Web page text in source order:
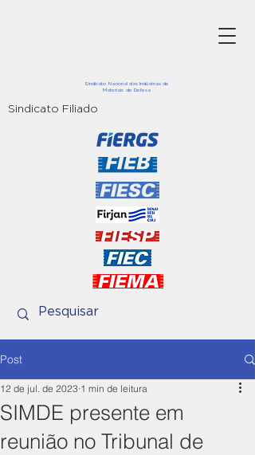
Sindicato Nacional das Indústrias de
Materiais de Defesa
Sindicato Filiado
Post
SIMDE presente em
reunião no Tribunal de
12 de jul. de 2023 1 min de leitura